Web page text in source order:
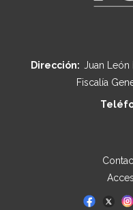
Dirección: Juan León
Fiscalía